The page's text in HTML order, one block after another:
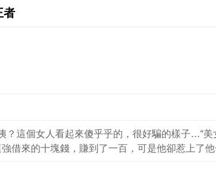
者
？這個女人看起來傻乎乎的，很好騙的樣子…“
強借來的十塊錢，賺到了一百，可是他卻惹上了